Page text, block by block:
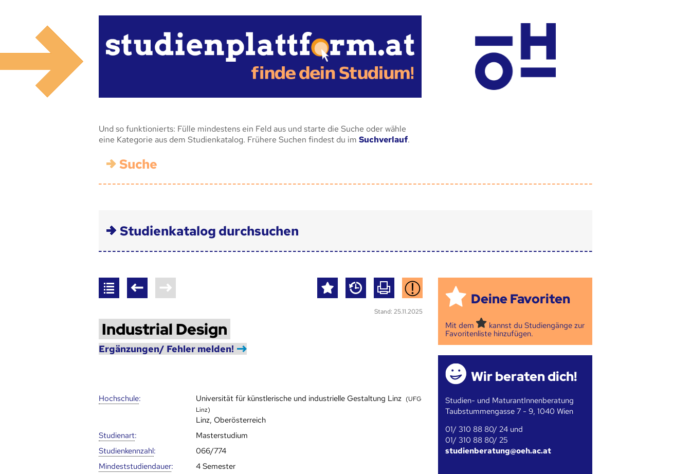
Und so funktionierts: Fülle mindestens ein Feld aus und starte die Suche oder wähle
eine Kategorie aus dem Studienkatalog. Frühere Suchen findest du im Suchverlauf.
Suche
Studienkatalog durchsuchen
Stand: 25.11.2025
Industrial Design
Ergänzungen/ Fehler melden!
Hoch­schule: Universität für künstlerische und industrielle Gestaltung Linz (UFG
Linz)
Linz, Oberösterreich
Studienart:
Masterstudium
Studien­kenn­zahl:
066/774
Mindest­studien­dauer:
4 Semester
Deine Favoriten
Mit dem
kannst du Studiengänge zur
Favoritenliste hinzufügen.
Wir beraten dich!
Studien- und MaturantInnenberatung
Taubstummengasse 7 - 9, 1040 Wien
01/ 310 88 80/ 24 und
01/ 310 88 80/ 25
studienberatung@oeh.ac.at